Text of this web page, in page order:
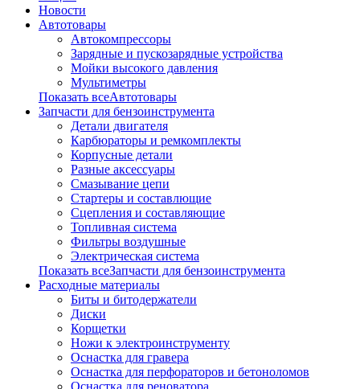
Новости
Автотовары
Автокомпрессоры
Зарядные и пускозарядные устройства
Мойки высокого давления
Мультиметры
Показать всеАвтотовары
Запчасти для бензоинструмента
Детали двигателя
Карбюраторы и ремкомплекты
Корпусные детали
Разные аксессуары
Смазывание цепи
Стартеры и составлющие
Сцепления и составляющие
Топливная система
Фильтры воздушные
Электрическая система
Показать всеЗапчасти для бензоинструмента
Расходные материалы
Биты и битодержатели
Диски
Корщетки
Ножи к электроинструменту
Оснастка для гравера
Оснастка для перфораторов и бетоноломов
Оснастка для реноватора